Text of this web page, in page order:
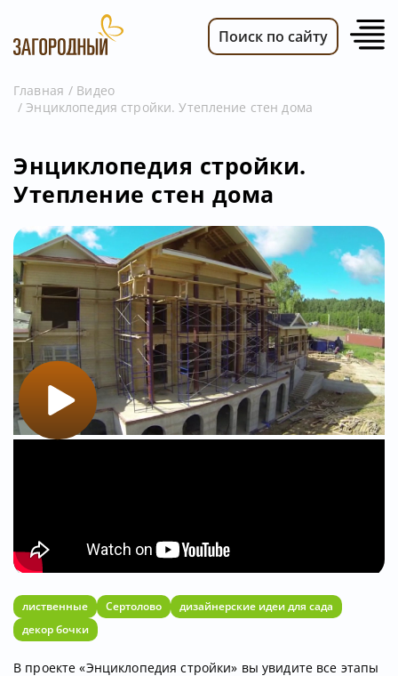
ВИДЕО
ПЕРЕДАЧИ
ТЕЛЕПРОГРАММА
РЕКЛАМОДАТЕЛЯМ
Поиск по сайту
Главная
Видео
Энциклопедия стройки. Утепление стен дома
Энциклопедия стройки.
Утепление стен дома
лиственные Сертолово
дизайнерские идеи для сада
декор бочки
В проекте «Энциклопедия стройки» вы увидите все этапы